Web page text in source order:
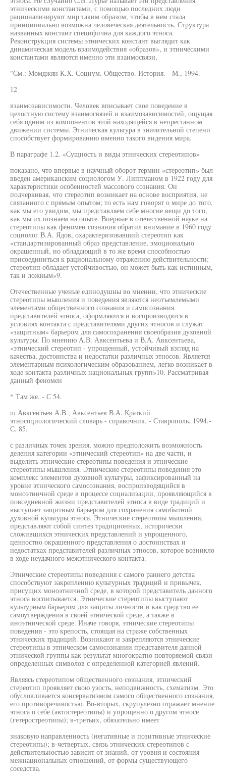
этническими константами, с помощью последних люди
рационализируют мир таким образом, чтобы в нем стала
принципиально возможна человеческая деятельность. Структура
названных констант специфична для каждого этноса.
Реконструкция системы этнических констант выглядит как
динамическая модель взаимодействия «образов», и этническими
константами являются именно эти взаимосвязи,
"См.: Момджян К.Х. Социум. Общество. История. - М., 1994.
12
взаимозависимости. Человек вписывает свое поведение в
целостную систему взаимосвязей и взаимозависимостей, ощущая
себя одним из компонентов этой находящейся в непрестанном
движении системы. Этническая культура в значительной степени
способствует формированию именно такого видения мира.
В параграфе 1.2. «Сущность и виды этнических стереотипов»
показано, что впервые в научный оборот термин «стереотип» был
введен американским социологом У. Липпманом в 1922 году для
характеристики особенностей массового сознания. Он
подчеркивая, что стереотип возникает на основе восприятия, не
связанного с прямым опытом; то есть нам говорят о мире до того,
как мы его увидим, мы представляем себе многие вещи до того,
как мы их познаем на опыте. Впервые в отечественной науке на
стереотипы как феномен сознания обратил внимание в 1960 году
социолог В.А. Ядов, охарактеризовавший стереотип как
«стандартизированный образ представление, эмоционально
окрашенный, но обладающий в то же время способностью
присоединиться к рациональному отражению действительности;
стереотип обладает устойчивостью, он может быть как истинным,
так и ложным»9.
Отечественные ученые единодушны во мнении, что этнические
стереотипы мышления и поведения являются неотъемлемыми
элементами общественного сознания и самосознания
представителей этноса, оформляются и воспроизводятся в
условиях контакта с представителями других этносов и служат
«защитным» барьером для самосохранения своеобразия духовной
культуры. По мнению А.В. Авксентьева и В.А. Авксентьева,
«этнический стереотип - упрощенный, устойчивый взгляд на
качества, достоинства и недостатки различных этносов. Является
элементарным психологическим образованием, легко возникает в
ходе контакта различных национальных групп»10. Рассматривая
данный феномен
* Там же. - С 54.
ш Авксентьев А.В., Авксентьев В.А. Краткий
этносоциологический словарь - справочник. - Ставрополь. 1994.-
С. 85.
с различных точек зрения, можно предположить возможность
деления категории «этнический стереотип» на две части, и
выделить этнические стереотипы поведения и этнические
стереотипы мышления. Этнические стереотипы поведения это
комплекс элементов духовной культуры, зафиксированный на
уровне этнического самосознания, воспроизводящийся в
моноэтничной среде в процессе социализации, проявляющийся в
повседневной жизни представителей этноса в виде традиций и
выступает защитным барьером для сохранения самобытной
духовной культуры этноса. Этнические стереотипы мышления,
представляют собой синтез традиционных, исторически
сложившихся этнических представлений и упрощенного,
ценностно окрашенного представления о достоинствах и
недостатках представителей различных этносов, которое возникло
в ходе неудачного межэтнического контакта.
Этнические стереотипы поведения с самого раннего детства
способствуют закреплению культурных традиций и привычек,
присущих моноэтничной среде, в которой представитель данного
этноса воспитывается. Этнические стереотипы выступают
культурным барьером для защиты личности и как средство ее
самоутверждения в своей этнической среде, а также в
иноэтнической среде. Иначе говоря, этнические стереотипы
поведения - это крепость, стоящая на страже собственных
этнических традиций. Возникают и закрепляются этнические
стереотипы в этническом самосознании представителя данной
этнической группы как результат многократно повторяемой связи
определенных символов с определенной категорией явлений.
Являясь стереотипом общественного сознания, этнический
стереотип проявляет свою узость, неподвижность, схематизм. Это
обусловливается консерватизмом самого общественного сознания,
его противоречивостью. Во-вторых, скрупулезно отражает мнение
этноса о себе (автостереотипы) и упрощенно о другом этносе
(гетеростреотипы); в-третьих, обязательно имеет
знаковую направленность (негативные и позитивные этнические
стереотипы); в-четвертых, связь этнических стереотипов с
действительностью зависит от знаний, от уровня и состояния
межнациональных отношений, от формы существующего
соседства.